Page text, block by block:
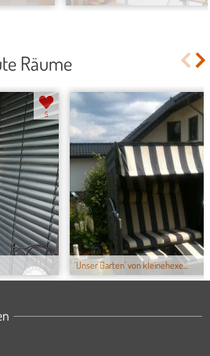
Räume
5
'Unser Garten' von kleinehexe...